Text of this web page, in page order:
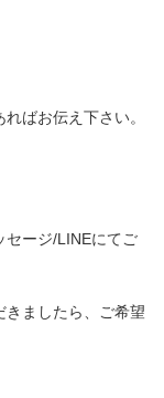
ばお伝え下さい。
ージ/LINEにてご
きましたら、ご希望